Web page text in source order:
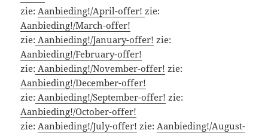
zie:Aanbieding!/April-offer!zie:
Aanbieding!/March-offer!
zie: Aanbieding!/January-offer! zie:
Aanbieding!/February-offer!
zie: Aanbieding!/November-offer! zie:
Aanbieding!/December-offer!
zie: Aanbieding!/September-offer! zie:
Aanbieding!/October-offer!
zie:Aanbieding!/July-offer! zie:Aanbieding!/August-